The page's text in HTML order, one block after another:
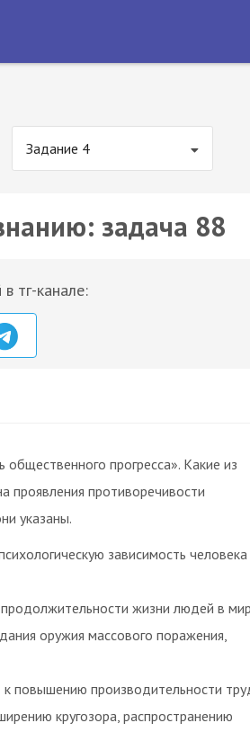
Задание 4
задача 88
тг-канале:
прогресса». Какие из
проявления противоречивости
указаны.
зависимость
жизни людей в
оружия массового поражения,
повышению производительности
кругозора, распространению